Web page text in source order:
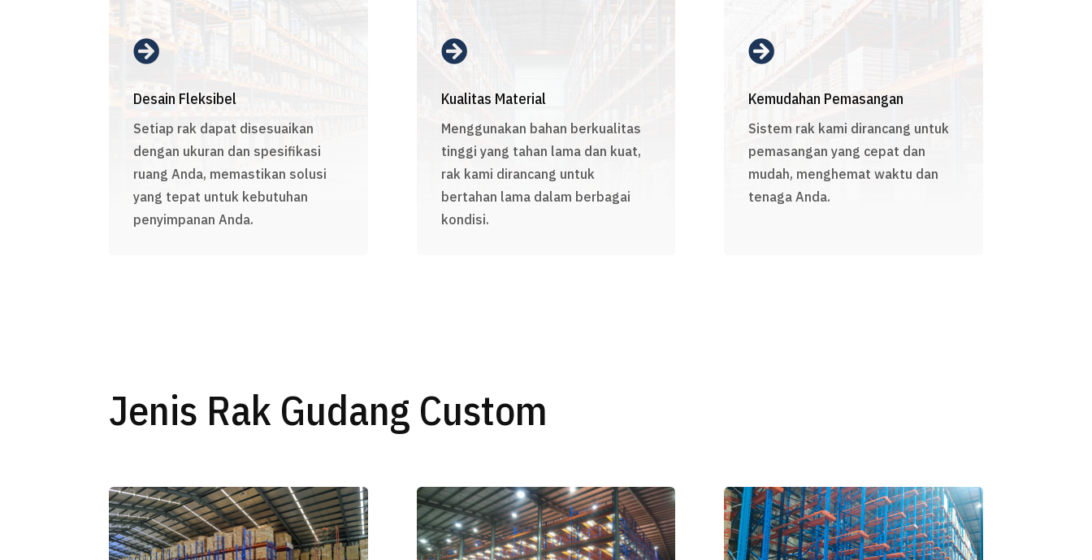

Desain Fleksibel
Setiap rak dapat disesuaikan
dengan ukuran dan spesifikasi
ruang Anda, memastikan solusi
yang tepat untuk kebutuhan
penyimpanan Anda.

Kualitas Material
Menggunakan bahan berkualitas
tinggi yang tahan lama dan kuat,
rak kami dirancang untuk
bertahan lama dalam berbagai
kondisi.

Kemudahan Pemasangan
Sistem rak kami dirancang untuk
pemasangan yang cepat dan
mudah, menghemat waktu dan
tenaga Anda.
Jenis Rak Gudang Custom